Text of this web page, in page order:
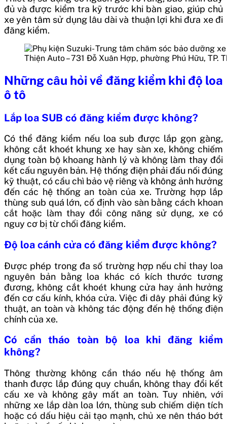
đủ và được kiểm tra kỹ trước khi bàn giao, giúp chủ
xe yên tâm sử dụng lâu dài và thuận lợi khi đưa xe đi
đăng kiểm.
Thiện Auto – 731 Đỗ Xuân Hợp, phường Phú Hữu, TP.
Những câu hỏi về đăng kiểm khi độ loa
ô tô
Lắp loa SUB có đăng kiểm được không?
Có thể đăng kiểm nếu loa sub được lắp gọn gàng,
không cắt khoét khung xe hay sàn xe, không chiếm
dụng toàn bộ khoang hành lý và không làm thay đổi
kết cấu nguyên bản. Hệ thống điện phải đấu nối đúng
kỹ thuật, có cầu chì bảo vệ riêng và không ảnh hưởng
đến các hệ thống an toàn của xe. Trường hợp lắp
thùng sub quá lớn, cố định vào sàn bằng cách khoan
cắt hoặc làm thay đổi công năng sử dụng, xe có
nguy cơ bị từ chối đăng kiểm.
Độ loa cánh cửa có đăng kiểm được không?
Được phép trong đa số trường hợp nếu chỉ thay loa
nguyên bản bằng loa khác có kích thước tương
đương, không cắt khoét khung cửa hay ảnh hưởng
đến cơ cấu kính, khóa cửa. Việc đi dây phải đúng kỹ
thuật, an toàn và không tác động đến hệ thống điện
chính của xe.
Có cần tháo toàn bộ loa khi đăng kiểm
không?
Thông thường không cần tháo nếu hệ thống âm
thanh được lắp đúng quy chuẩn, không thay đổi kết
cấu xe và không gây mất an toàn. Tuy nhiên, với
những xe lắp dàn loa lớn, thùng sub chiếm diện tích
hoặc có dấu hiệu cải tạo mạnh, chủ xe nên tháo bớt